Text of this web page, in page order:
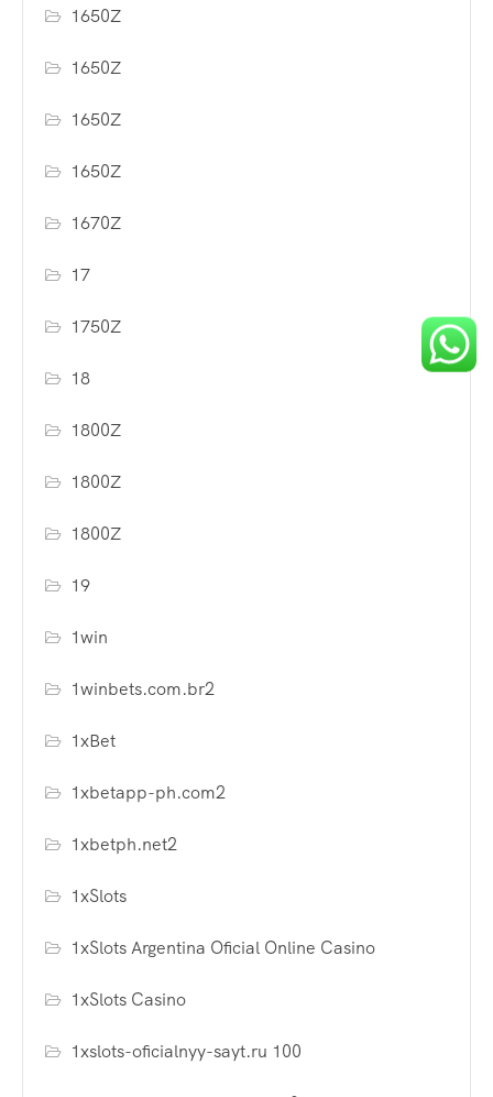
1650Z
1650Z
1650Z
1650Z
1670Z
17
1750Z
18
1800Z
1800Z
1800Z
19
1win
1winbets.com.br2
1xBet
1xbetapp-ph.com2
1xbetph.net2
1xSlots
1xSlots Argentina Oficial Online Casino
1xSlots Casino
1xslots-oficialnyy-sayt.ru 100